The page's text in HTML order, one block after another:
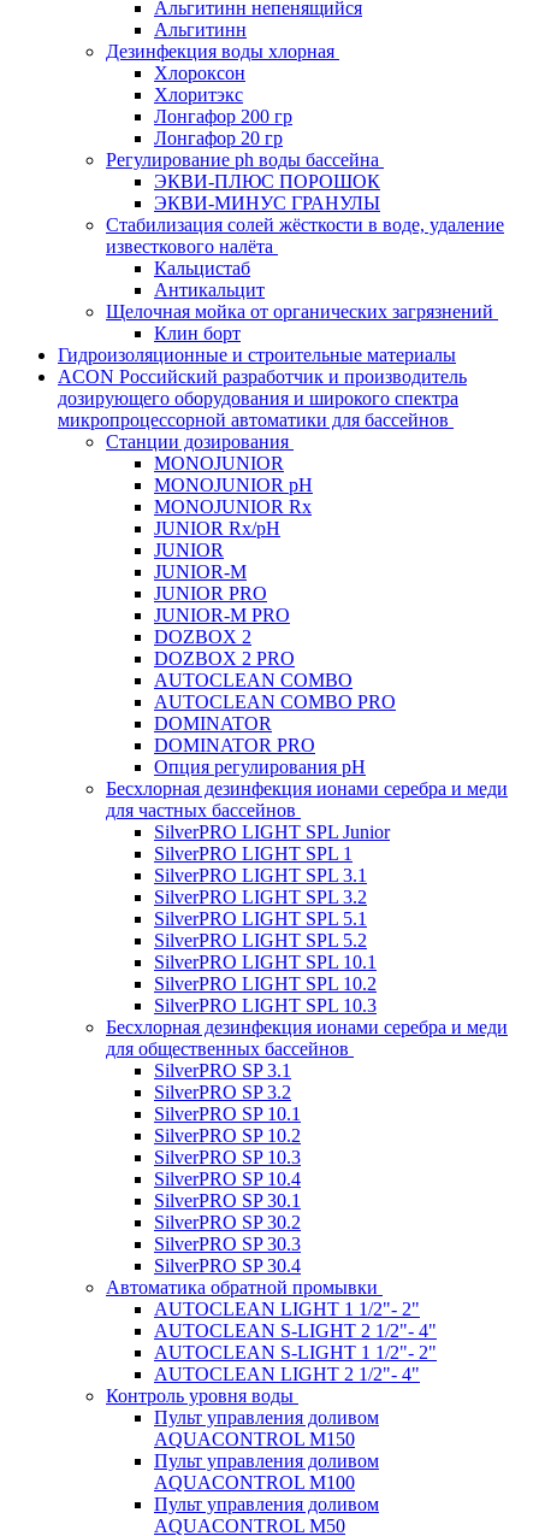
Альгитинн непенящийся
Альгитинн
Дезинфекция воды хлорная
Хлороксон
Хлоритэкс
Лонгафор 200 гр
Лонгафор 20 гр
Регулирование ph воды бассейна
ЭКВИ-ПЛЮС ПОРОШОК
ЭКВИ-МИНУС ГРАНУЛЫ
Стабилизация солей жёсткости в воде, удаление
известкового налёта
Кальцистаб
Антикальцит
Щелочная мойка от органических загрязнений
Клин борт
Гидроизоляционные и строительные материалы
ACON Российский разработчик и производитель
дозирующего оборудования и широкого спектра
микропроцессорной автоматики для бассейнов
Станции дозирования
MONOJUNIOR
MONOJUNIOR pH
MONOJUNIOR Rx
JUNIOR Rx/pH
JUNIOR
JUNIOR-M
JUNIOR PRO
JUNIOR-M PRO
DOZBOX 2
DOZBOX 2 PRO
AUTOCLEAN COMBO
AUTOCLEAN COMBO PRO
DOMINATOR
DOMINATOR PRO
Опция регулирования pH
Беcхлорная дезинфекция ионами серебра и меди
для частных бассейнов
SilverPRO LIGHT SPL Junior
SilverPRO LIGHT SPL 1
SilverPRO LIGHT SPL 3.1
SilverPRO LIGHT SPL 3.2
SilverPRO LIGHT SPL 5.1
SilverPRO LIGHT SPL 5.2
SilverPRO LIGHT SPL 10.1
SilverPRO LIGHT SPL 10.2
SilverPRO LIGHT SPL 10.3
Беcхлорная дезинфекция ионами серебра и меди
для общественных бассейнов
SilverPRO SP 3.1
SilverPRO SP 3.2
SilverPRO SP 10.1
SilverPRO SP 10.2
SilverPRO SP 10.3
SilverPRO SP 10.4
SilverPRO SP 30.1
SilverPRO SP 30.2
SilverPRO SP 30.3
SilverPRO SP 30.4
Автоматика обратной промывки
AUTOCLEAN LIGHT 1 1/2"- 2"
AUTOCLEAN S-LIGHT 2 1/2"- 4"
AUTOCLEAN S-LIGHT 1 1/2"- 2"
AUTOCLEAN LIGHT 2 1/2"- 4"
Контроль уровня воды
Пульт управления доливом
AQUACONTROL M150
Пульт управления доливом
AQUACONTROL M100
Пульт управления доливом
AQUACONTROL M50